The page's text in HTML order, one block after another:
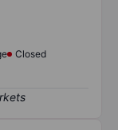
Closed